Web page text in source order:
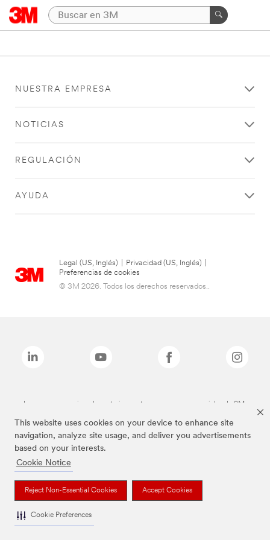
This website uses cookies on your device to enhance site
navigation, analyze site usage, and deliver you advertisements
based on your interests.
Cookie Notice
Reject Non-Essential Cookies Accept Cookies
Cookie Preferences
NUESTRA EMPRESA
NOTICIAS
REGULACIÓN
AYUDA
Legal (US, Inglés) Privacidad (US, Inglés)
Preferencias de cookies
© 3M 2026. Todos los derechos reservados..
Las marcas mencionadas anteriormente son marcas comerciales de 3M.